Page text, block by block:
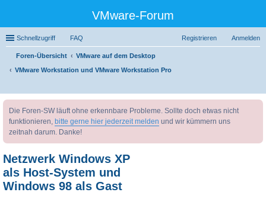
VMware-Forum
Schnellzugriff FAQ Anmelden
Registrieren
Foren-Übersicht
VMware auf dem Desktop
VMware Workstation und VMware Workstation Pro
uc
Die Foren-SW läuft ohne erkennbare Probleme. Sollte doch etwas nicht
funktionieren, bitte gerne hier jederzeit melden und wir kümmern uns
zeitnah darum. Danke!
Netzwerk Windows XP
als Host-System und
Windows 98 als Gast